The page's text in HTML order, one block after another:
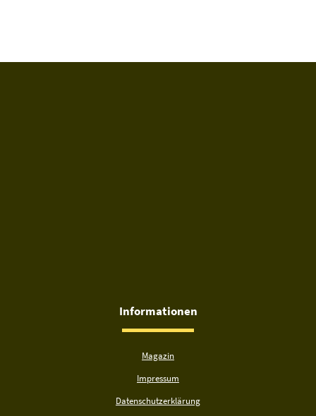
Informationen
Magazin
Impressum
Datenschutzerklärung